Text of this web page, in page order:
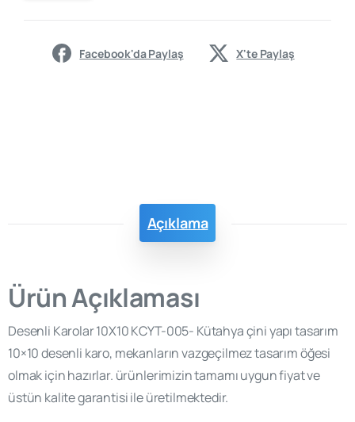
Facebook'da Paylaş X'te Paylaş
Açıklama
Ürün Açıklaması
Desenli Karolar 10X10 KCYT-005- Kütahya çini yapı tasarım
10×10 desenli karo, mekanların vazgeçilmez tasarım öğesi
olmak için hazırlar. ürünlerimizin tamamı uygun fiyat ve
üstün kalite garantisi ile üretilmektedir.